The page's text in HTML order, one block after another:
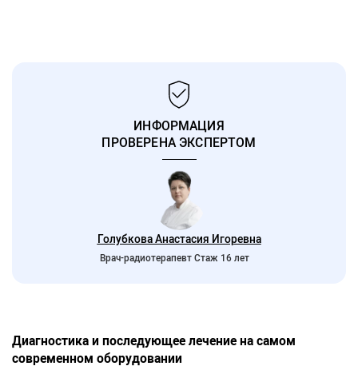
ИНФОРМАЦИЯ
ПРОВЕРЕНА ЭКСПЕРТОМ
Голубкова Анастасия Игоревна
Врач-радиотерапевт Стаж 16 лет
Диагностика и последующее лечение на самом
современном оборудовании